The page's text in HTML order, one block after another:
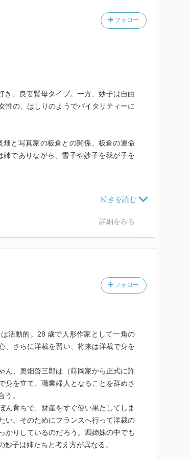
ることの描写を楽しむ小説でもあるのだ
っていると思いました。
フォロー
き、良妻賢母タイプ。一方、妙子は自由
性の、はしりのようでバイタリティーに
と写真家の板倉との関係、板倉の運命
でありながら、雪子や妙子を我が子を
に上流家庭の話なんだなあと思います。
ンバレ！
詳細をみる
フォロー
活動的。28 歳で人形作家として一角の
、さらに洋裁を習い、将来は洋裁で身を
、奥畑啓三郎は（蒔岡家から正式に許
身を立て、職業婦人となることを辞めさ
。
育ちで、財産をすぐ使い果たしてしま
い。そのためにフランスへ行って洋裁の
かりしているのだろう。四姉妹の中でも
子は姉たちと考え方が異なる。